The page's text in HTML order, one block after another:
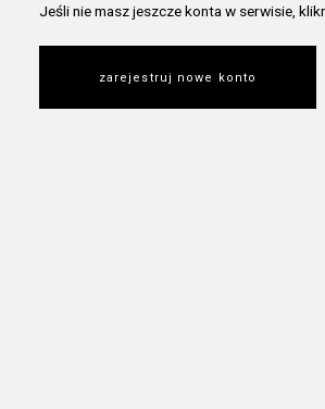
Jeśli nie masz jeszcze konta w serwisie,
zarejestruj nowe konto